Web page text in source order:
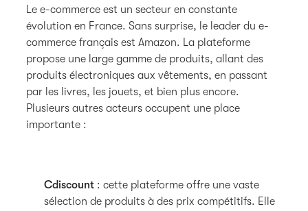
Le e-commerce est un secteur en constante
évolution en France. Sans surprise, le leader du e-
commerce français est Amazon. La plateforme
propose une large gamme de produits, allant des
produits électroniques aux vêtements, en passant
par les livres, les jouets, et bien plus encore.
Plusieurs autres acteurs occupent une place
importante :
Cdiscount : cette plateforme offre une vaste
sélection de produits à des prix compétitifs. Elle